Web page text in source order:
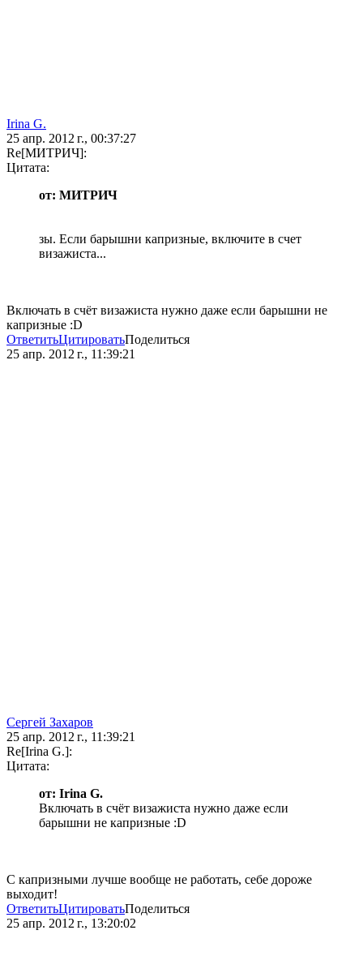
Irina G.
25 апр. 2012 г., 00:37:27
Re[МИТРИЧ]:
Цитата:
от: МИТРИЧ
зы. Если барышни капризные, включите в счет
визажиста...
Включать в счёт визажиста нужно даже если барышни не
капризные :D
ОтветитьЦитироватьПоделиться
25 апр. 2012 г., 11:39:21
Сергей Захаров
25 апр. 2012 г., 11:39:21
Re[Irina G.]:
Цитата:
от: Irina G.
Включать в счёт визажиста нужно даже если
барышни не капризные :D
C капризными лучше вообще не работать, себе дороже
выходит!
ОтветитьЦитироватьПоделиться
25 апр. 2012 г., 13:20:02